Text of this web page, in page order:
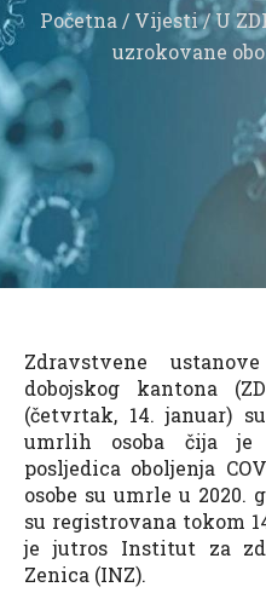
Početna / Vijesti/ U
uzrokovane
Zdravstvene
dobojskog kantona
(četvrtak, 14. januar)
umrlih osoba čija je
posljedica oboljenja
osobe su umrle u 2020.
su registrovana tokom
je jutros Institut za
Zenica (INZ).